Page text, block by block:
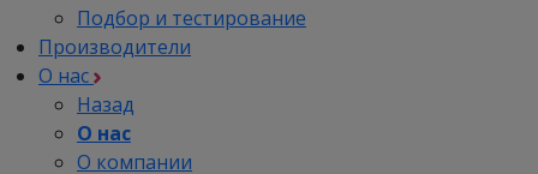
Подбор и тестирование
Производители
О нас
Назад
О нас
О компании